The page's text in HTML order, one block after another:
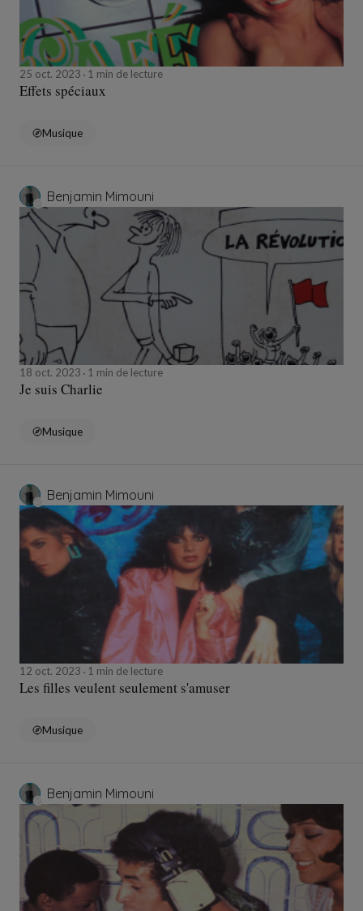
25 oct. 2023 1 min de lecture
Effets spéciaux
Musique
Benjamin Mimouni
18 oct. 2023 1 min de lecture
Je suis Charlie
Musique
Benjamin Mimouni
12 oct. 2023 1 min de lecture
Les filles veulent seulement s'amuser
Musique
Benjamin Mimouni